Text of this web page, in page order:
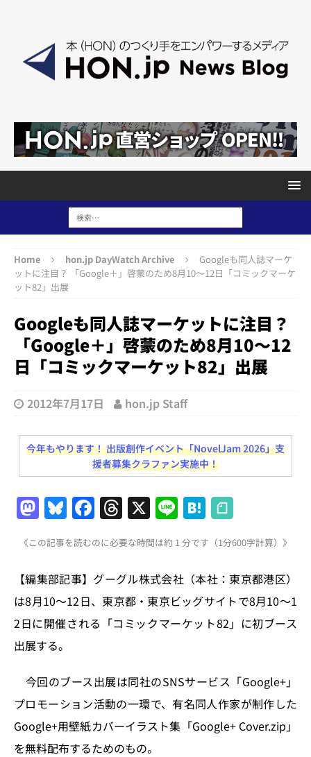
Home hon.jp DayWatch Archive
Googleも同人誌マーケ
ットに注目？ 「Google＋」啓蒙のため8月10〜12日「コミックマーケ
ット82」出展
Googleも同人誌マーケットに注目？
「Google＋」啓蒙のため8月10〜12
日「コミックマーケット82」出展
2012年7月17日 hon.jp Staff
今年もやります！ 出版創作イベント「NovelJam 2026」支
援者募集クラファン実施中！
M
a
st
o
d
o
n
Bl
u
e
s
k
y
F
a
c
e
b
o
T
h
re
a
d
s
X Li
n
e
H
at
e
n
a
《この記事を読むのに必要な時間は約 1 分です（1分600字計算）》
【編集部記事】グーグル株式会社（本社：東京都港区）
は8月10〜12日、東京都・東京ビッグサイトで8月10〜1
2日に開催される「コミックマーケット82」に初ブース
出展する。
今回のブース出展は同社のSNSサービス「Google+」
プロモーション活動の一環で、有名同人作家が制作した
Google+用壁紙カバーイラスト集「Google+ Cover.zip」
を無料配布するためのもの。